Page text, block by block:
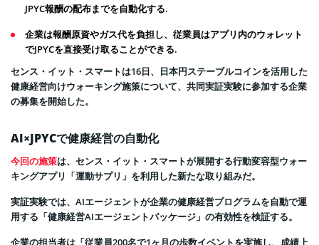
JPYC報酬の配布までを自動化する.
企業は報酬原資やガス代を負担し、従業員はアプリ内のウォレット
でJPYCを直接受け取ることができる.
センス・イット・スマートは16日、日本円ステーブルコインを活用した
健康経営向けウォーキング施策について、共同実証実験に参加する企業
の募集を開始した。
AI×JPYCで健康経営の自動化
今回の施策は、センス・イット・スマートが展開する行動変容型ウォー
キングアプリ「運動サプリ」を利用した新たな取り組みだ。
実証実験では、AIエージェントが企業の健康経営プログラムを自動で運
用する「健康経営AIエージェントパッケージ」の有効性を検証する。
企業の担当者は「従業員200名で1ヶ月の歩数イベントを実施し、成績上